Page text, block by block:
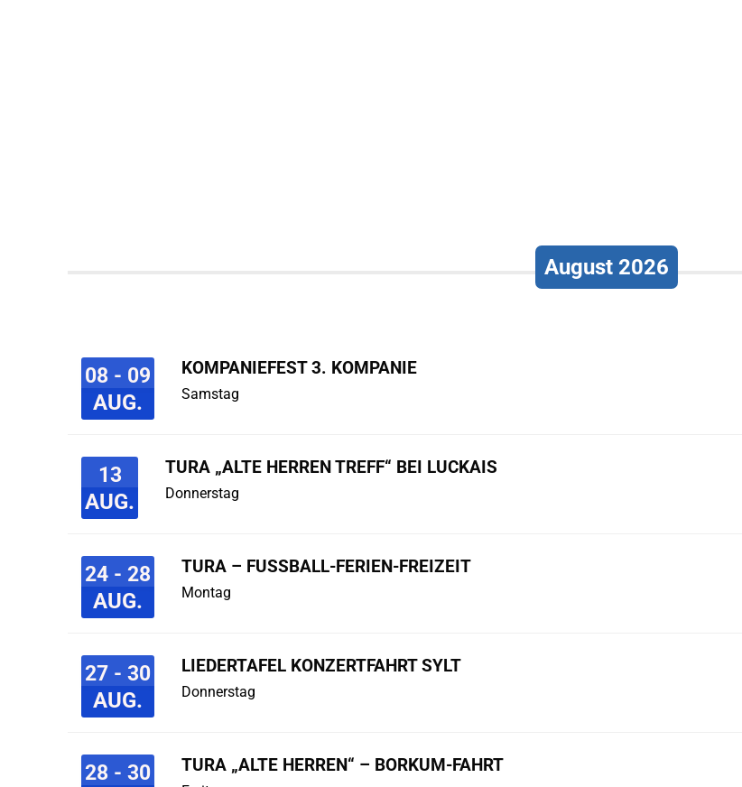
August 2026
08 - 09
AUG.
KOMPANIEFEST 3. KOMPANIE
Samstag
13
AUG.
TURA „ALTE HERREN TREFF“ BEI LUCKAIS
Donnerstag
24 - 28
AUG.
TURA – FUSSBALL-FERIEN-FREIZEIT
Montag
27 - 30
AUG.
LIEDERTAFEL KONZERTFAHRT SYLT
Donnerstag
28 - 30 TURA „ALTE HERREN“ – BORKUM-FAHRT